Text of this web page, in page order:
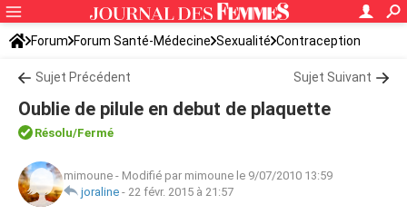
Forum Forum Santé-Médecine Sexualité Contraception
Sujet Précédent Sujet Suivant
Oublie de pilule en debut de plaquette
Résolu/Fermé
mimoune - Modifié par mimoune le 9/07/2010 13:59
joraline - 22 févr. 2015 à 21:57